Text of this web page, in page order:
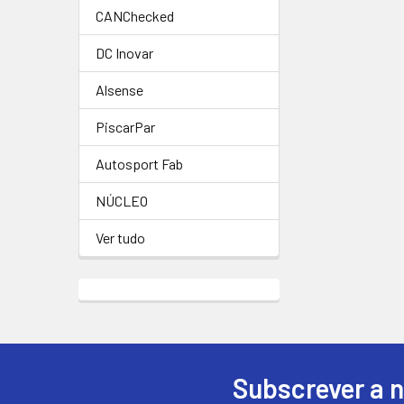
CANChecked
DC Inovar
Alsense
PiscarPar
Autosport Fab
NÚCLEO
Ver tudo
Subscrever a